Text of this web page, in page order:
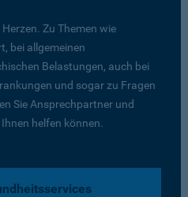
Zu Themen wie
bei allgemeinen
Belastungen, auch bei
und sogar zu Fragen
Sie Ansprechpartner und
helfen können.